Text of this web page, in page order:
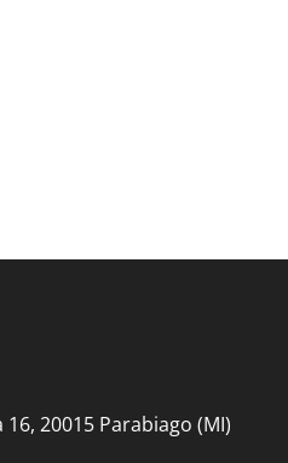
16, 20015 Parabiago (MI)